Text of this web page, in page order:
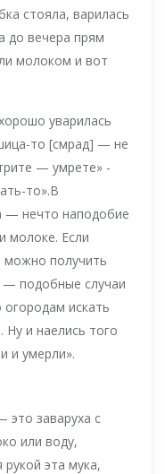
стояла, варилась
до вечера прям
молоком и вот
уварилась
то [смрад] — не
— умрете» -
то».В
— нечто наподобие
молоке. Если
можно получить
подобные случаи
искать
Ну и наелись того
и умерли».
это заваруха с
или воду,
эта мука,